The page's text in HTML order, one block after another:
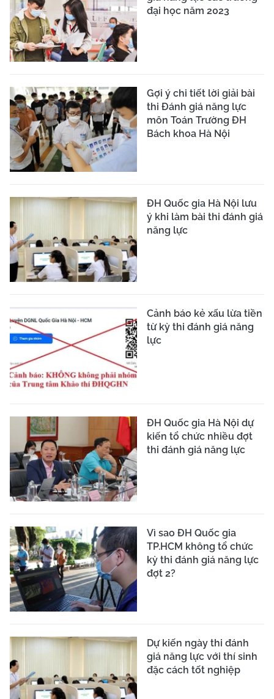
đại học năm 2023
Gợi ý chi tiết lời giải bài
thi Đánh giá năng lực
môn Toán Trường ĐH
Bách khoa Hà Nội
ĐH Quốc gia Hà Nội lưu
ý khi làm bài thi đánh giá
năng lực
Cảnh báo kẻ xấu lừa tiền
từ kỳ thi đánh giá năng
lực
ĐH Quốc gia Hà Nội dự
kiến tổ chức nhiều đợt
thi đánh giá năng lực
Vì sao ĐH Quốc gia
TP.HCM không tổ chức
kỳ thi đánh giá năng lực
đợt 2?
Dự kiến ngày thi đánh
giá năng lực với thí sinh
đặc cách tốt nghiệp